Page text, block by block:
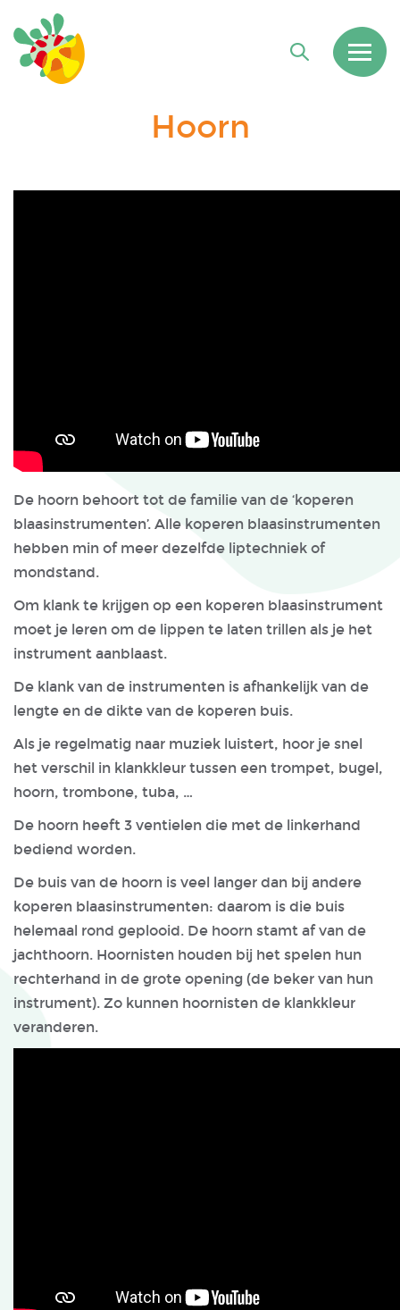
Hoorn
De hoorn behoort tot de familie van de ‘koperen
blaasinstrumenten’. Alle koperen blaasinstrumenten
hebben min of meer dezelfde liptechniek of
mondstand.
Om klank te krijgen op een koperen blaasinstrument
moet je leren om de lippen te laten trillen als je het
instrument aanblaast.
De klank van de instrumenten is afhankelijk van de
lengte en de dikte van de koperen buis.
Als je regelmatig naar muziek luistert, hoor je snel
het verschil in klankkleur tussen een trompet, bugel,
hoorn, trombone, tuba, …
De hoorn heeft 3 ventielen die met de linkerhand
bediend worden.
De buis van de hoorn is veel langer dan bij andere
koperen blaasinstrumenten: daarom is die buis
helemaal rond geplooid. De hoorn stamt af van de
jachthoorn. Hoornisten houden bij het spelen hun
rechterhand in de grote opening (de beker van hun
instrument). Zo kunnen hoornisten de klankkleur
veranderen.